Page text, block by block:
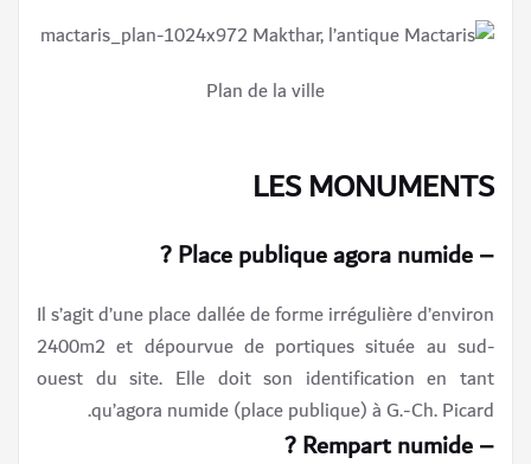
Plan de la ville
LES MONUMENTS
– Place publique agora numide ?
Il s’agit d’une place dallée de forme irrégulière d’environ
2400m2 et dépourvue de portiques située au sud-
ouest du site. Elle doit son identification en tant
qu’agora numide (place publique) à G.-Ch. Picard.
– Rempart numide ?